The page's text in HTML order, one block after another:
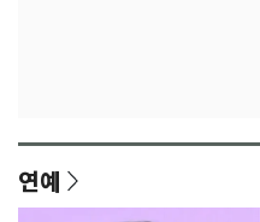
연예